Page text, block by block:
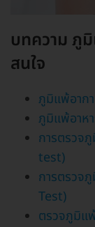
บทความ ภู
สนใจ
ภูมิแพ้อาก
ภูมิแพ้อาห
การตรวจ
test)
การตรวจ
Test)
ตรวจภูมิแ